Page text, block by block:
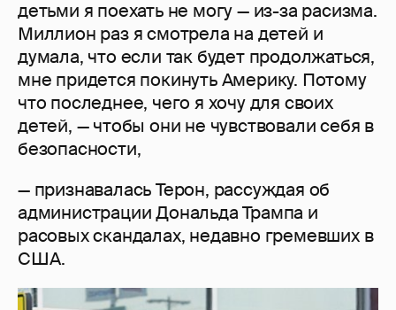
детьми я поехать не могу — из-за расизма.
Миллион раз я смотрела на детей и
думала, что если так будет продолжаться,
мне придется покинуть Америку. Потому
что последнее, чего я хочу для своих
детей, — чтобы они не чувствовали себя в
безопасности,
— признавалась Терон, рассуждая об
администрации Дональда Трампа и
расовых скандалах, недавно гремевших в
США.